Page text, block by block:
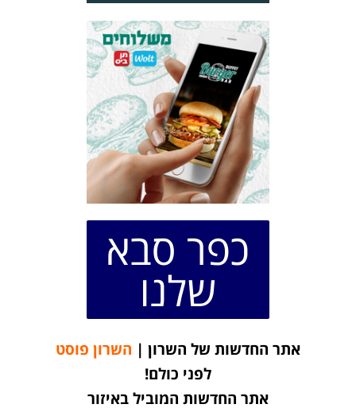
כפר סבא
שלנו
אתר החדשות של השרון | השרון פוסט
לפני כולם!
אתר החדשות המוביל באיזור